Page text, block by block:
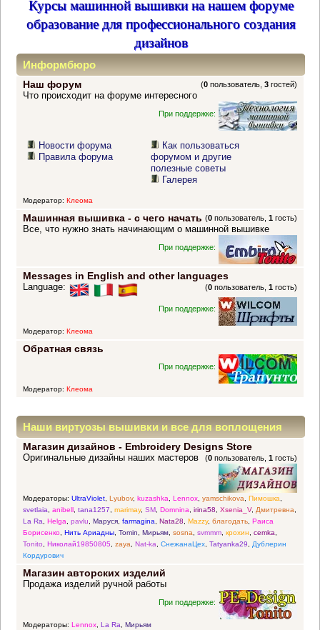
Курсы машинной вышивки на нашем форуме
образование для профессионального создания
дизайнов
Информбюро
Наш форум (0 пользователь,3 гостей)
Что происходит на форуме интересного
При поддержке:
Новости форума
Правила форума
Как пользоваться
форумом и другие
полезные советы
Галерея
Модератор: Клеома
Машинная вышивка - с чего начать (0 пользователь,1 гость)
Все, что нужно знать начинающим о машинной вышивке
При поддержке:
Messages in English and other languages
(0 пользователь,1 гость)
Language:
При поддержке:
Модератор: Клеома
Обратная связь
При поддержке:
Модератор: Клеома
Наши виртуозы вышивки и все для воплощения
прекрасных идей
Магазин дизайнов - Embroidery Designs Store
(0 пользователь,1 гость)
Оригинальные дизайны наших мастеров
Модераторы: UltraViolet, Lyubov, kuzashka, Lennox, yamschikova, Пимошка,
svetlaia, anibell, tana1257, marimay, SM, Domnina, irina58, Xsenia_V, Дмитревна,
La Ra, Helga, pavlu, Маруся, farmagina, Nata28, Mazzy, благодать, Раиса
Борисенко, Нить Ариадны, Tomin, Мирьям, sosna, svmmm, крохин, cemka,
Tonito, Николай19850805, zaya, Nat-ka, СнежанаЦех, Tatyanka29, Дублерин
Кордурович
Магазин авторских изделий
Продажа изделий ручной работы
При поддержке:
Модераторы: Lennox, La Ra, Мирьям